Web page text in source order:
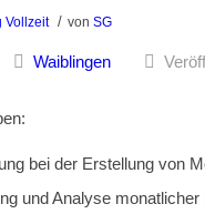
Vollzeit / von SG
Waiblingen
bei der Erstellung von
und Analyse